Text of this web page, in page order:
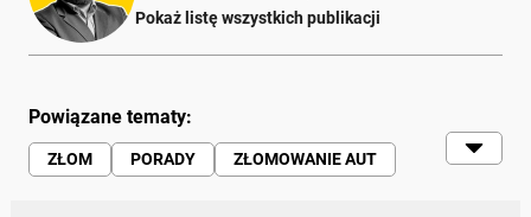
Pokaż listę wszystkich publikacji
Powiązane tematy:
ZŁOM PORADY
ZŁOMOWANIE AUT